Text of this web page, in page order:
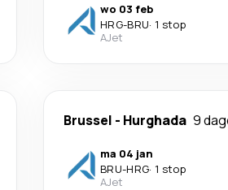
wo 03 feb
HRG-BRU· 1 stop
AJet
Brussel - Hurghada 9
ma 04 jan
BRU-HRG· 1 stop
AJet